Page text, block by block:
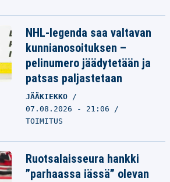
NHL-legenda saa valtavan
kunnianosoituksen –
pelinumero jäädytetään ja
patsas paljastetaan
JÄÄKIEKKO
07.08.2026 - 21:06
TOIMITUS
Ruotsalaisseura hankki
”parhaassa iässä” olevan